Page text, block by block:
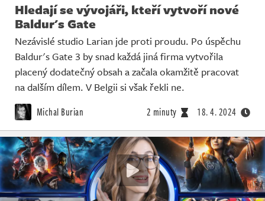
Hledají se vývojáři, kteří vytvoří nové
Baldur's Gate
Nezávislé studio Larian jde proti proudu. Po úspěchu
Baldur's Gate 3 by snad každá jiná firma vytvořila
placený dodatečný obsah a začala okamžitě pracovat
na dalším dílem. V Belgii si však řekli ne.
Michal Burian 2 minuty 18. 4. 2024